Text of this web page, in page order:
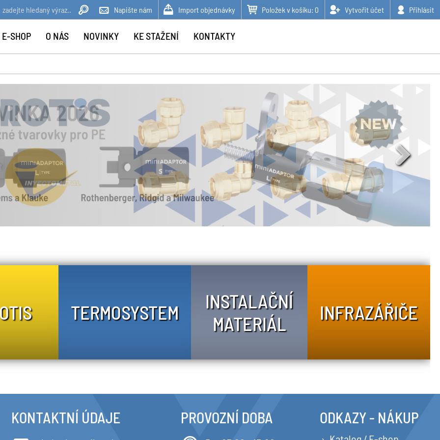
TERMOSYSTEM
INSTALAČNÍ
MATERIÁL
INFRAZÁŘIČE
Napište nám Import objednávky Položek v košíku: 0 Vytvořit účet Přihlásit
SHOP O NÁS NOVINKY KE STAŽENÍ KONTAKTY
KONTAKTNÍ ÚDAJE PROVOZNÍ DOBA ODKAZY - NÁKUP